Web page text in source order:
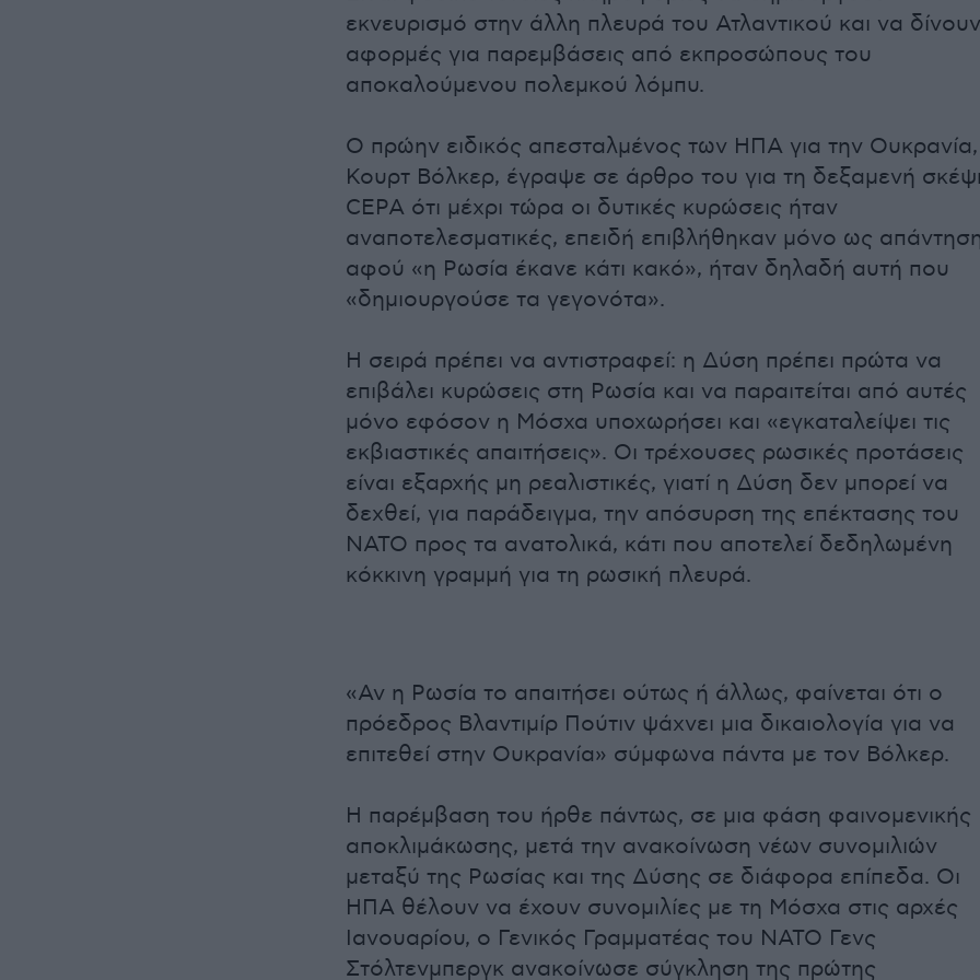
εκνευρισμό στην άλλη πλευρά του Ατλαντικού και να δίνουν
αφορμές για παρεμβάσεις από εκπροσώπους του
αποκαλούμενου πολεμκού λόμπυ.
Ο πρώην ειδικός απεσταλμένος των ΗΠΑ για την Ουκρανία,
Κουρτ Βόλκερ, έγραψε σε άρθρο του για τη δεξαμενή
CEPA ότι μέχρι τώρα οι δυτικές κυρώσεις ήταν
αναποτελεσματικές, επειδή επιβλήθηκαν μόνο ως
αφού «η Ρωσία έκανε κάτι κακό», ήταν δηλαδή αυτή που
«δημιουργούσε τα γεγονότα».
Η σειρά πρέπει να αντιστραφεί: η Δύση πρέπει πρώτα να
επιβάλει κυρώσεις στη Ρωσία και να παραιτείται από αυτές
μόνο εφόσον η Μόσχα υποχωρήσει και «εγκαταλείψει τις
εκβιαστικές απαιτήσεις». Οι τρέχουσες ρωσικές προτάσεις
είναι εξαρχής μη ρεαλιστικές, γιατί η Δύση δεν μπορεί να
δεχθεί, για παράδειγμα, την απόσυρση της επέκτασης του
ΝΑΤΟ προς τα ανατολικά, κάτι που αποτελεί δεδηλωμένη
κόκκινη γραμμή για τη ρωσική πλευρά.
«Αν η Ρωσία το απαιτήσει ούτως ή άλλως, φαίνεται ότι ο
πρόεδρος Βλαντιμίρ Πούτιν ψάχνει μια δικαιολογία για να
επιτεθεί στην Ουκρανία» σύμφωνα πάντα με τον Βόλκερ.
Η παρέμβαση του ήρθε πάντως, σε μια φάση φαινομενικής
αποκλιμάκωσης, μετά την ανακοίνωση νέων συνομιλιών
μεταξύ της Ρωσίας και της Δύσης σε διάφορα επίπεδα. Οι
ΗΠΑ θέλουν να έχουν συνομιλίες με τη Μόσχα στις αρχές
Ιανουαρίου, ο Γενικός Γραμματέας του ΝΑΤΟ Γενς
Στόλτενμπεργκ ανακοίνωσε σύγκληση της πρώτης